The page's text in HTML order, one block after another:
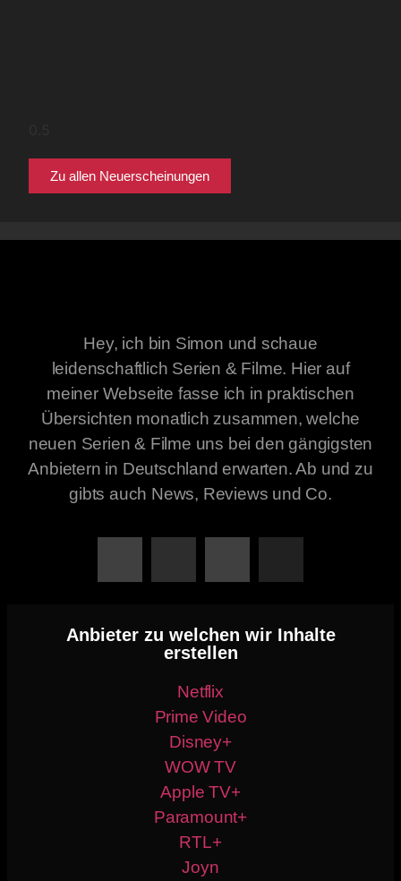
Zu allen Neuerscheinungen
Hey, ich bin Simon und schaue
leidenschaftlich Serien & Filme. Hier auf
meiner Webseite fasse ich in praktischen
Übersichten monatlich zusammen, welche
neuen Serien & Filme uns bei den gängigsten
Anbietern in Deutschland erwarten. Ab und zu
gibts auch News, Reviews und Co.
Anbieter zu welchen wir Inhalte
erstellen
Netflix
Prime Video
Disney+
WOW TV
Apple TV+
Paramount+
RTL+
Joyn